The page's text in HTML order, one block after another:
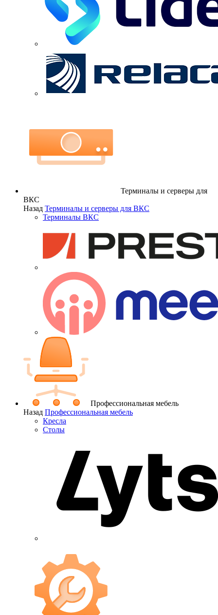
Терминалы и серверы для
ВКС
Назад Терминалы и серверы для ВКС
Терминалы ВКС
Профессиональная мебель
Назад Профессиональная мебель
Кресла
Столы